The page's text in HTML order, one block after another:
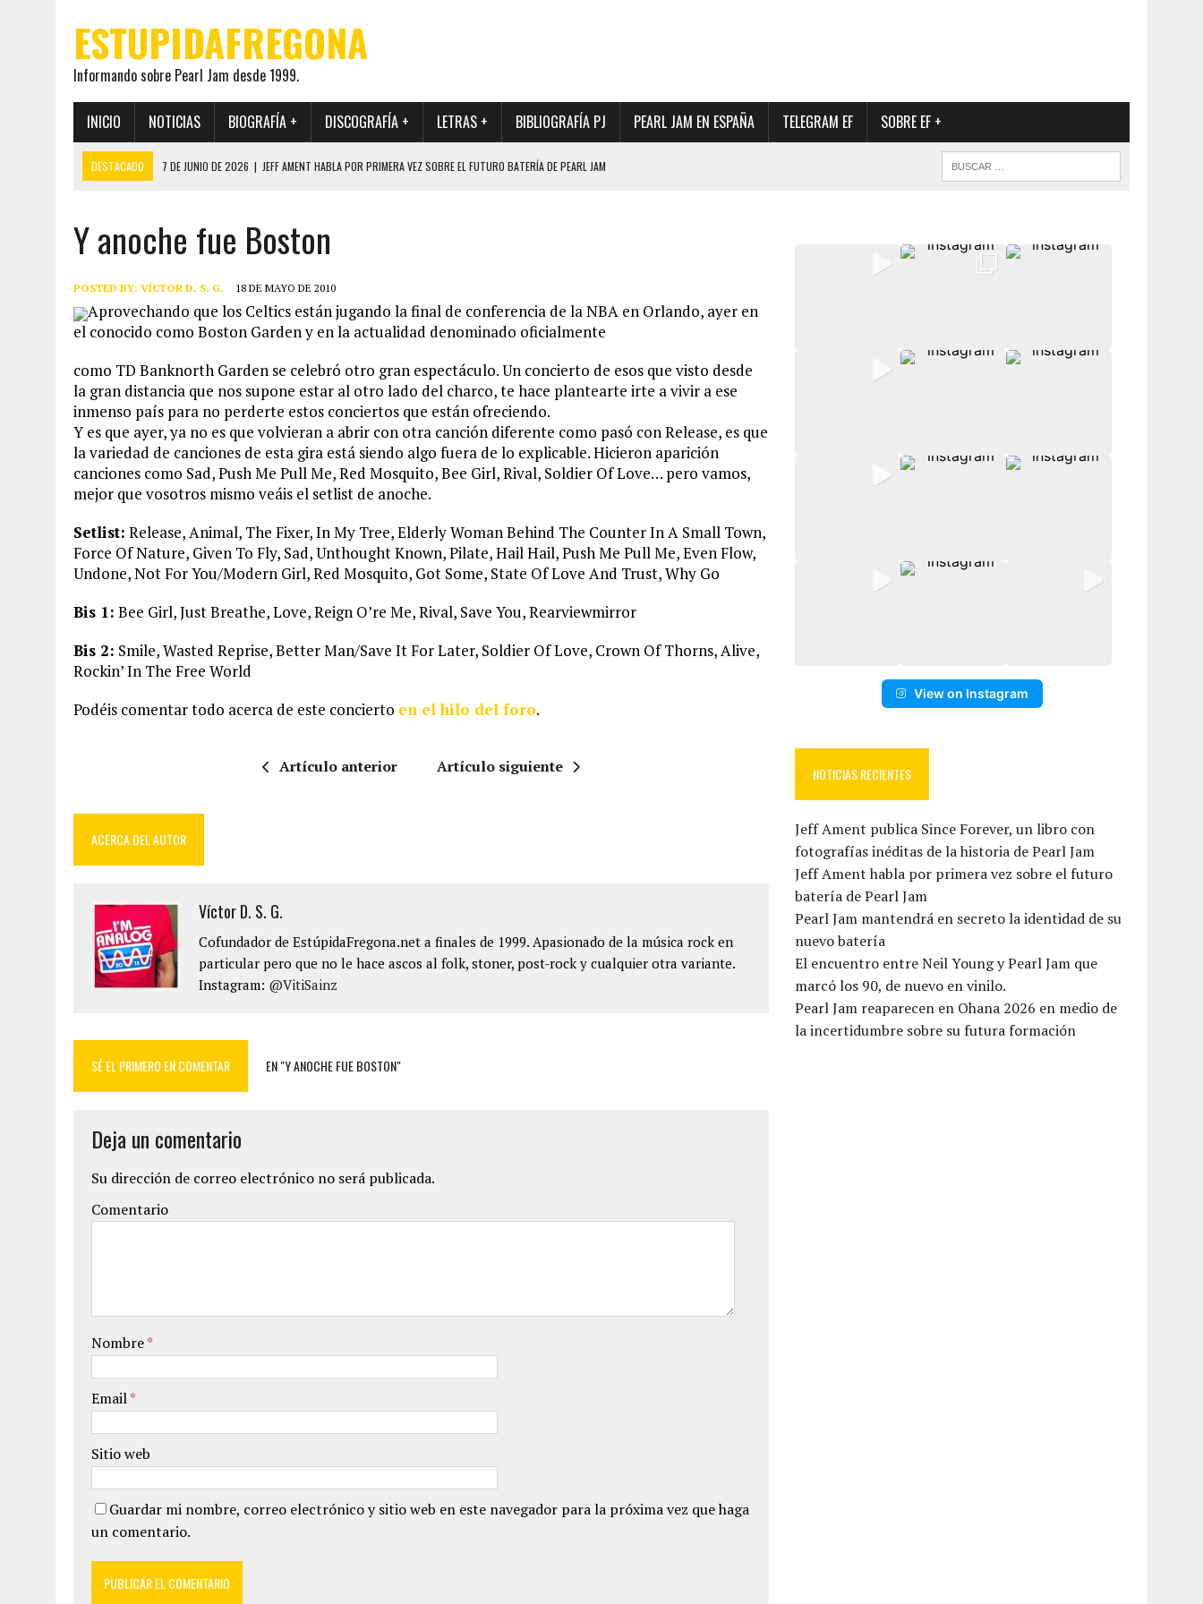
ESTUPIDAFREGONA
Informando sobre Pearl Jam desde 1999.
INICIO NOTICIAS BIOGRAFÍA + DISCOGRAFÍA + LETRAS + BIBLIOGRAFÍA PJ PEARL JAM EN ESPAÑA TELEGRAM EF SOBRE EF +
DESTACADO 7 DE JUNIO DE 2026 | JEFF AMENT HABLA POR PRIMERA VEZ SOBRE EL FUTURO BATERÍA DE PEARL JAM
19 DE MAYO DE 2026
EL ENCUENTRO ENTRE NEIL YOUNG Y PEARL JAM QUE MARCÓ LOS 90, DE NUEVO EN VINILO.
12 DE MAYO DE 2026
PEARL JAM REAPARECEN EN OHANA 2026 EN MEDIO DE LA INCERTIDUMBRE SOBRE SU FUTURA FORMACIÓN
28 DE JULIO DE 2026 | JEFF AMENT PUBLICA SINCE FOREVER, UN LIBRO CON FOTOGRAFÍAS INÉDITAS DE LA HISTORIA DE PEARL JAM
Y anoche fue Boston
POSTED BY: VÍCTOR D. S. G. 18 DE MAYO DE 2010
Aprovechando que los Celtics están jugando la final de conferencia de la NBA en Orlando, ayer en
el conocido como Boston Garden y en la actualidad denominado oficialmente
como TD Banknorth Garden se celebró otro gran espectáculo. Un concierto de esos que visto desde
la gran distancia que nos supone estar al otro lado del charco, te hace plantearte irte a vivir a ese
inmenso país para no perderte estos conciertos que están ofreciendo.
Y es que ayer, ya no es que volvieran a abrir con otra canción diferente como pasó con Release, es que
la variedad de canciones de esta gira está siendo algo fuera de lo explicable. Hicieron aparición
canciones como Sad, Push Me Pull Me, Red Mosquito, Bee Girl, Rival, Soldier Of Love… pero vamos,
mejor que vosotros mismo veáis el setlist de anoche.
Setlist: Release, Animal, The Fixer, In My Tree, Elderly Woman Behind The Counter In A Small Town,
Force Of Nature, Given To Fly, Sad, Unthought Known, Pilate, Hail Hail, Push Me Pull Me, Even Flow,
Undone, Not For You/Modern Girl, Red Mosquito, Got Some, State Of Love And Trust, Why Go
Bis 1: Bee Girl, Just Breathe, Love, Reign O’re Me, Rival, Save You, Rearviewmirror
Bis 2: Smile, Wasted Reprise, Better Man/Save It For Later, Soldier Of Love, Crown Of Thorns, Alive,
Rockin’ In The Free World
Podéis comentar todo acerca de este concierto en el hilo del foro.
Artículo anterior Artículo siguiente
ACERCA DEL AUTOR
Víctor D. S. G.
Cofundador de EstúpidaFregona.net a finales de 1999. Apasionado de la música rock en
particular pero que no le hace ascos al folk, stoner, post-rock y cualquier otra variante.
Instagram: @VitiSainz
SÉ EL PRIMERO EN COMENTAR EN "Y ANOCHE FUE BOSTON"
Deja un comentario
Su dirección de correo electrónico no será publicada.
Comentario
Nombre*
Email*
Sitio web
Guardar mi nombre, correo electrónico y sitio web en este navegador para la próxima vez que haga
un comentario.
View on Instagram
NOTICIAS RECIENTES
Jeff Ament publica Since Forever, un libro con
fotografías inéditas de la historia de Pearl Jam
Jeff Ament habla por primera vez sobre el futuro
batería de Pearl Jam
Pearl Jam mantendrá en secreto la identidad de su
nuevo batería
El encuentro entre Neil Young y Pearl Jam que
marcó los 90, de nuevo en vinilo.
Pearl Jam reaparecen en Ohana 2026 en medio de
la incertidumbre sobre su futura formación